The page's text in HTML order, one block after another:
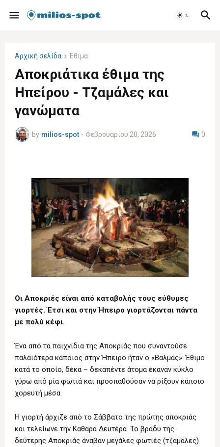
Αρχική σελίδα Έθιμα
Αποκριάτικα έθιμα της
Ηπείρου - Τζαμάλες και
γανώματα
by milios-spot - Φεβρουαρίου 20, 2026 0
Οι Aποκριές είναι από καταβολής τους εύθυμες
γιορτές. Έτσι και στην Ήπειρο γιορτάζονται πάντα
με πολύ κέφι.
Ένα από τα παιχνίδια της Αποκριάς που συναντούσε
παλαιότερα κάποιος στην Ήπειρο ήταν ο «Βαλμάς». Έθιμο
κατά το οποίο, δέκα – δεκαπέντε άτομα έκαναν κύκλο
γύρω από μία φωτιά και προσπαθούσαν να ρίξουν κάποιο
χορευτή μέσα.
Η γιορτή άρχιζε από το Σάββατο της πρώτης αποκριάς
και τελείωνε την Καθαρά Δευτέρα. Το βράδυ της
δεύτερης Αποκριάς άναβαν μεγάλες φωτιές (τζαμάλες)